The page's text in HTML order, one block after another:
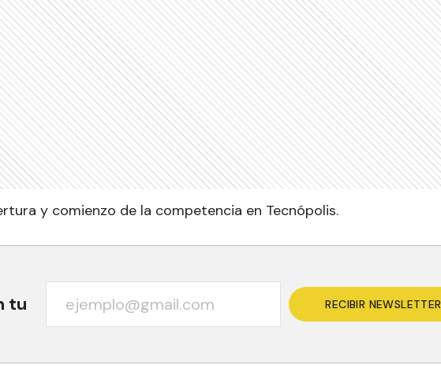
y comienzo de la competencia en Tecnópolis.
tu RECIBIR NEWSLETTER